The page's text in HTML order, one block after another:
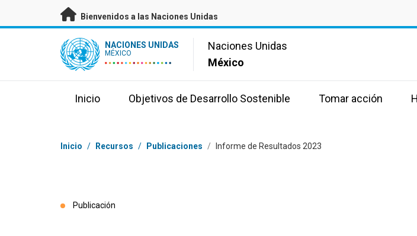
Saltar a contenido principal
Bienvenidos a las Naciones Unidas
UN Logo NACIONES UNIDAS
MÉXICO
Naciones Unidas
México
Inicio Objetivos de Desarrollo Sostenible Tomar acción
Coordenadas dentro de la ruta de navegación
Inicio / Recursos / Publicaciones / Informe de Resultados 2023
Publicación